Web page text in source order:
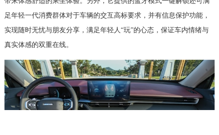
足年轻一代消费群体对于车辆的交互高标要求，并有信息保护功能，
实现随时无忧与朋友分享，满足年轻人“玩”的心态，保证车内情绪与
真实体感的双重在线。